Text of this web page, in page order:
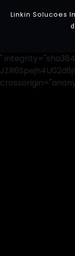
Linkin Solucoes
"